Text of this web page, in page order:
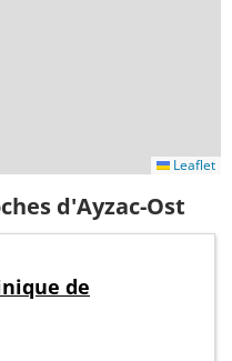
Leaflet
d'Ayzac-Ost
de